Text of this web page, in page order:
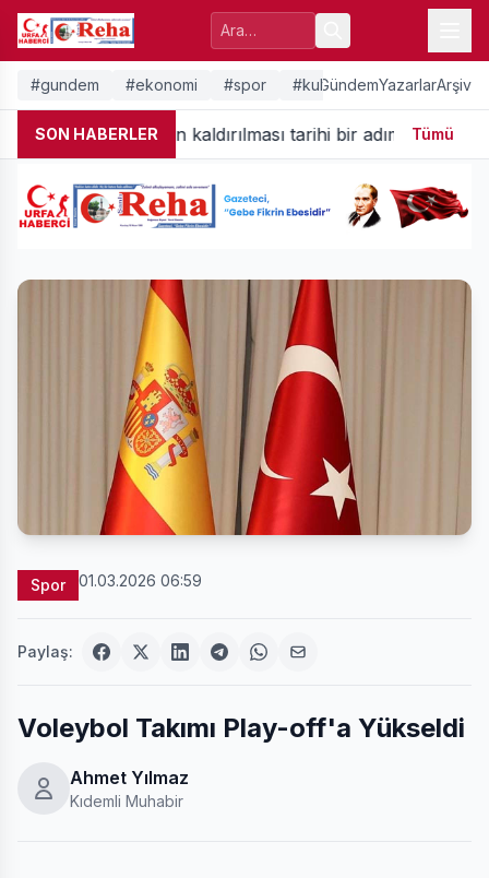
#gundem #ekonomi #spor #kultur-sanat
GündemYazarlarArşiv
SON HABERLER
sansürün kaldırılması tarihi bir adımdır 14:57
Tümü
Spor 01.03.2026 06:59
Paylaş:
Voleybol Takımı Play-off'a Yükseldi
Ahmet Yılmaz
Kıdemli Muhabir